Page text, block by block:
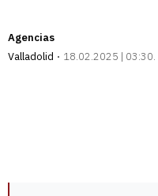
Agencias
Valladolid
18.02.2025 | 03:30